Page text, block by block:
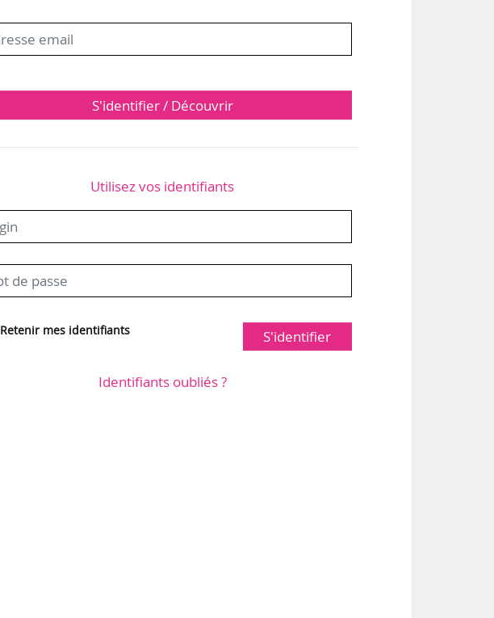
S'identifier / Découvrir
Utilisez vos identifiants
Retenir mes identifiants S'identifier
Identifiants oubliés ?